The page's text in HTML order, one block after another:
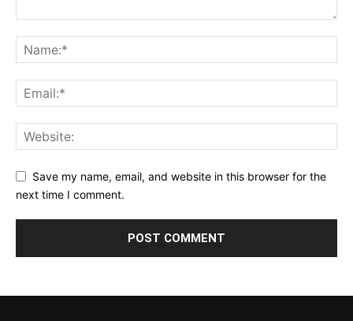
Save my name, email, and website in this browser for the
next time I comment.